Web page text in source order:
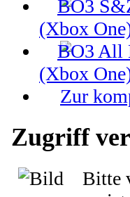
(Xbox
(Xbox
Zur
Zugriff
Bitte